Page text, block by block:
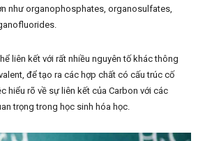
như organophosphates, organosulfates,
liên kết với rất nhiều nguyên tố khác thông
để tạo ra các hợp chất có cấu trúc cố
hiểu rõ về sự liên kết của Carbon với các
trọng trong học sinh hóa học.